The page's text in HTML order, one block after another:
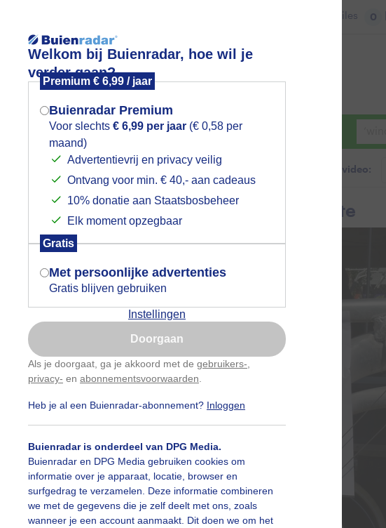
Welkom bij Buienradar, hoe wil je
verder gaan?
Premium € 6,99 / jaar
Buienradar Premium
Voor slechts € 6,99 per jaar (€ 0,58 per
maand)
Advertentievrij en privacy veilig
Ontvang voor min. € 40,- aan cadeaus
10% donatie aan Staatsbosbeheer
Elk moment opzegbaar
Gratis
Met persoonlijke advertenties
Gratis blijven gebruiken
Instellingen
Doorgaan
Als je doorgaat, ga je akkoord met de gebruikers-
privacy- en abonnementsvoorwaarden
Heb je al een Buienradar-abonnement? Inloggen
Buienradar is onderdeel van DPG Media.
Buienradar en DPG Media gebruiken cookies om
informatie over je apparaat, locatie, browser en
surfgedrag te verzamelen. Deze informatie combineren
we met de gegevens die je zelf deelt met ons, zoals
wanneer je een account aanmaakt. Dit doen we om het
Files 0
Foto en video Weerzine
Zoeken in foto & video:
eerder dicht vanwege de hitte
Mogen we je locatie gebruiken voor
het weer?
Indien je hier nog geen akkoord op hebt
gegeven, verschijnt er zo een pop-up uit
je browser waarin deze toestemming
gevraagd wordt.
Is goed, toon de popup
Nu niet, misschien later
Gebruik je Safari en wil je niet elke dag deze pop-up
Klikhierom dit aan te passen